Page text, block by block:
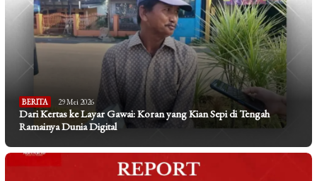
BERITA 29 Mei 2026
Dari Kertas ke Layar Gawai: Koran yang Kian Sepi di Tengah
Ramainya Dunia Digital